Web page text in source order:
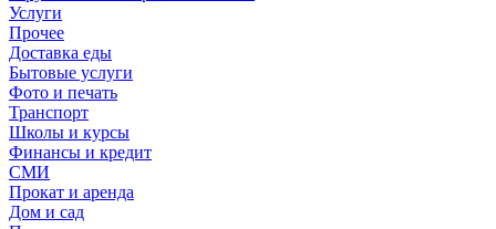
Услуги
Прочее
Доставка еды
Бытовые услуги
Фото и печать
Транспорт
Школы и курсы
Финансы и кредит
СМИ
Прокат и аренда
Дом и сад